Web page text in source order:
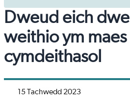
Dweud eich
weithio ym maes
cymdeithasol
15 Tachwedd 2023